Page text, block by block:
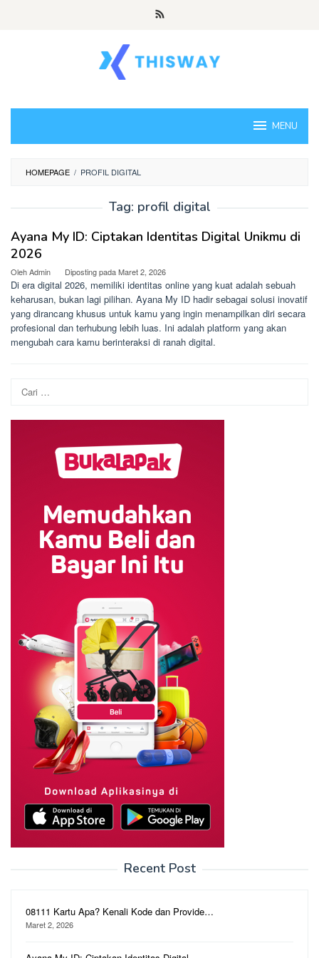
MENU
HOMEPAGE / PROFIL DIGITAL
Tag: profil digital
Ayana My ID: Ciptakan Identitas Digital Unikmu di
2026
OlehAdmin Diposting padaMaret 2, 2026
Di era digital 2026, memiliki identitas online yang kuat adalah sebuah
keharusan, bukan lagi pilihan. Ayana My ID hadir sebagai solusi inovatif
yang dirancang khusus untuk kamu yang ingin menampilkan diri secara
profesional dan terhubung lebih luas. Ini adalah platform yang akan
mengubah cara kamu berinteraksi di ranah digital.
Cari
untuk:
Recent Post
08111 Kartu Apa? Kenali Kode dan Provide…
Maret 2, 2026